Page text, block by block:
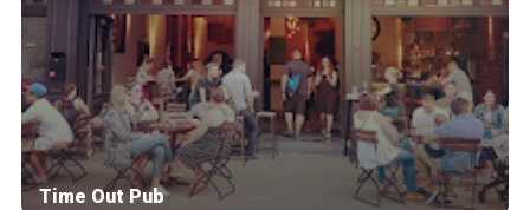
Time Out Pub